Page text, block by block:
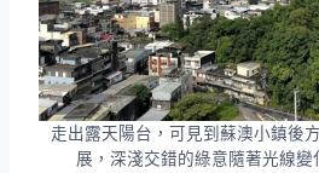
走出露天陽台，可見到蘇澳小鎮後
展，深淺交錯的綠意隨著光線變